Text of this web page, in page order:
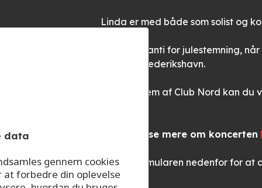
Linda er med både som solist og
Der er garanti for julestemning,
rammer Frederikshavn.
Som medlem af Club Nord kan
Du kan læse mere om koncerten
Udfyld formularen nedenfor for at
data
gennem cookies
forbedre din oplevelse